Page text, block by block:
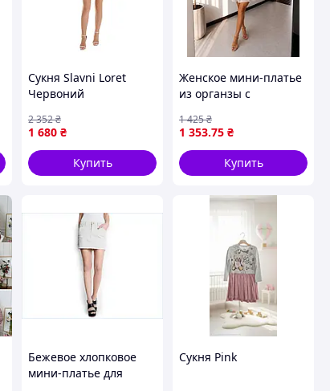
Сукня Slavni Loret
Червоний
1 680 ₴
2 352₴
Купить
Женское мини-платье
из органзы с
подкладкой и
акцентом на талии
1 353.75 ₴
1 425₴
Купить
Бежевое хлопковое
мини-платье для
Сукня Pink